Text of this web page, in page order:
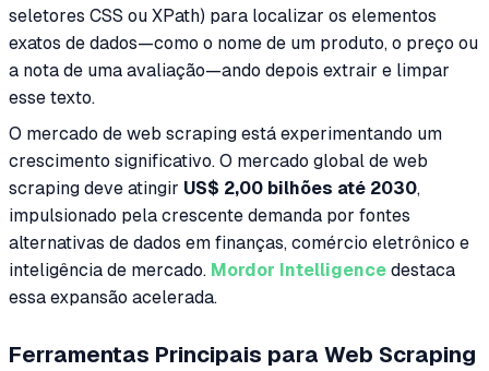
seletores CSS ou XPath) para localizar os elementos
exatos de dados—como o nome de um produto, o preço ou
a nota de uma avaliação—ando depois extrair e limpar
esse texto.
O mercado de web scraping está experimentando um
crescimento significativo. O mercado global de web
scraping deve atingir US$ 2,00 bilhões até 2030,
impulsionado pela crescente demanda por fontes
alternativas de dados em finanças, comércio eletrônico e
inteligência de mercado. Mordor Intelligence destaca
essa expansão acelerada.
Ferramentas Principais para Web Scraping